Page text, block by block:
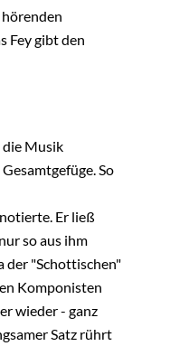
Fey gibt den
die Musik
So
Er ließ
so aus ihm
der "Schottischen"
Komponisten
wieder - ganz
Satz rührt